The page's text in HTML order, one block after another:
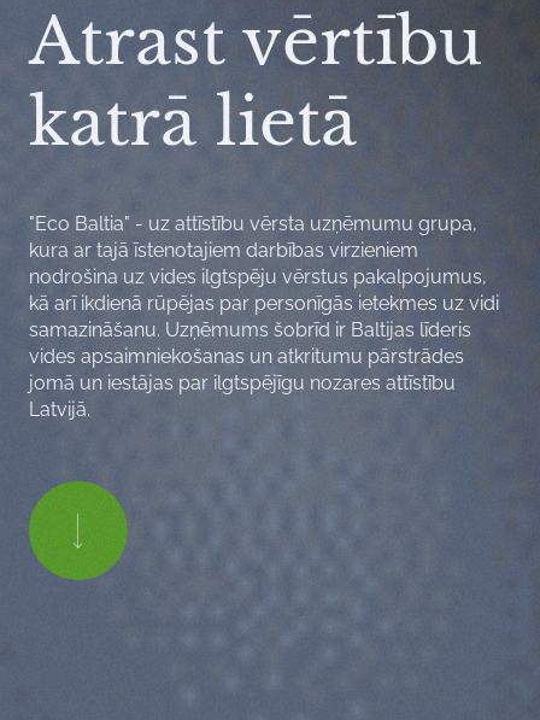
Atrast vērtību
katrā lietā
"Eco Baltia" - uz attīstību vērsta uzņēmumu grupa,
kura ar tajā īstenotajiem darbības virzieniem
nodrošina uz vides ilgtspēju vērstus pakalpojumus,
kā arī ikdienā rūpējas par personīgās ietekmes uz vidi
samazināšanu. Uzņēmums šobrīd ir Baltijas līderis
vides apsaimniekošanas un atkritumu pārstrādes
jomā un iestājas par ilgtspējīgu nozares attīstību
Latvijā.